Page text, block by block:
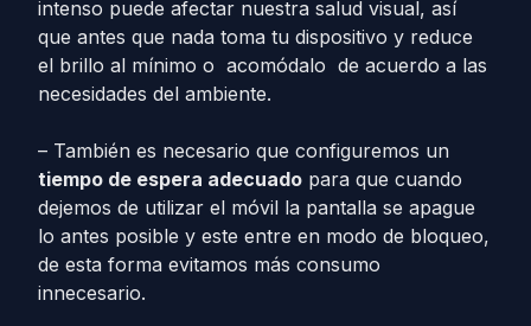
intenso puede afectar nuestra salud visual, así
que antes que nada toma tu dispositivo y reduce
el brillo al mínimo o acomódalo de acuerdo a las
necesidades del ambiente.
– También es necesario que configuremos un
tiempo de espera adecuado para que cuando
dejemos de utilizar el móvil la pantalla se apague
lo antes posible y este entre en modo de bloqueo,
de esta forma evitamos más consumo
innecesario.